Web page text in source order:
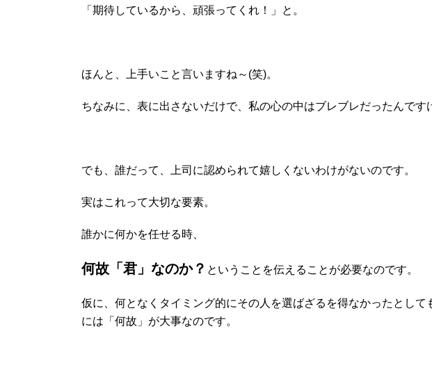
「期待しているから、頑張ってくれ！」と。
ほんと、上手いこと言いますね～(笑)。
ちなみに、表に出さないだけで、私の心の中はブレブレだったんです
でも、誰だって、上司に認められて嬉しくないわけがないのです。
実はこれって大切な要素。
誰かに何かを任せる時、
何故「君」なのか？ ということを伝えることが必要なのです。
仮に、何となくタイミング的にその人を選ばざるを得なかったとして
には「何故」が大事なのです。